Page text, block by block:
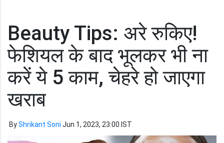
Beauty Tips: अरे रुकिए!
फेशियल के बाद भूलकर भी ना
करें ये 5 काम, चेहरे हो जाएगा
खराब
ByShrikant Soni Jun 1, 2023, 23:00 IST